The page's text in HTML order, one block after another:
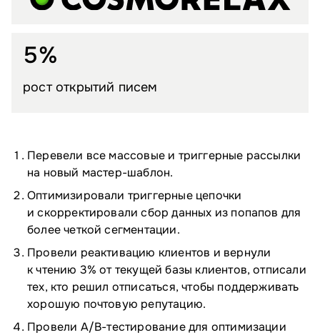
5%
рост открытий писем
Перевели все массовые и триггерные рассылки
на новый мастер-шаблон.
Оптимизировали триггерные цепочки
и скорректировали сбор данных из попапов для
более четкой сегментации.
Провели реактивацию клиентов и вернули
к чтению 3% от текущей базы клиентов, отписали
тех, кто решил отписаться, чтобы поддерживать
хорошую почтовую репутацию.
Провели A/⁠B-тестирование для оптимизации